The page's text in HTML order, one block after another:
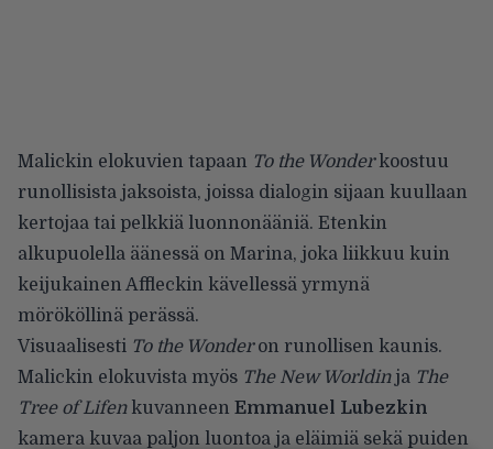
Malickin elokuvien tapaan To the Wonder koostuu
runollisista jaksoista, joissa dialogin sijaan kuullaan
kertojaa tai pelkkiä luonnonääniä. Etenkin
alkupuolella äänessä on Marina, joka liikkuu kuin
keijukainen Affleckin kävellessä yrmynä
mörököllinä perässä.
Visuaalisesti To the Wonderon runollisen kaunis.
Malickin elokuvista myös The New Worldinja The
Tree of Lifenkuvanneen Emmanuel Lubezkin
kamera kuvaa paljon luontoa ja eläimiä sekä puiden